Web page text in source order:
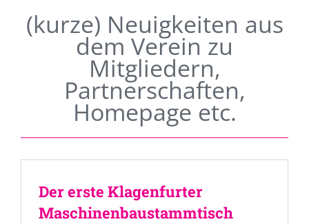
(kurze) Neuigkeiten aus
dem Verein zu
Mitgliedern,
Partnerschaften,
Homepage etc.
Der erste Klagenfurter
Maschinenbaustammtisch